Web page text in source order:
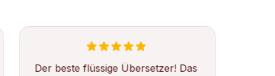
Der beste flüssige Übersetzer! Das